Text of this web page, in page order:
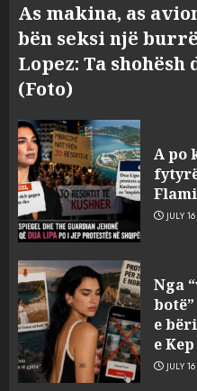
As makina, as
bën seksi një
Lopez: Ta
(Foto)
A po
JULY
Nga
e
e
JULY
3
pas